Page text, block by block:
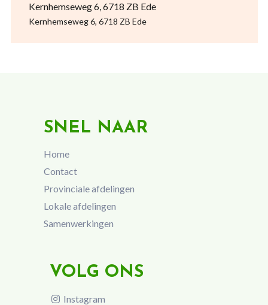
Kernhemseweg 6, 6718 ZB Ede
Kernhemseweg 6, 6718 ZB Ede
SNEL NAAR
Home
Contact
Provinciale afdelingen
Lokale afdelingen
Samenwerkingen
VOLG ONS
Instagram